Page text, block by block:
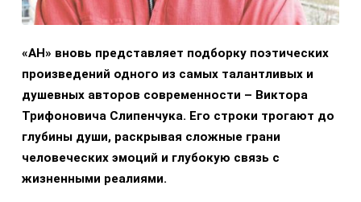
«АН» вновь представляет подборку поэтических
произведений одного из самых талантливых и
душевных авторов современности – Виктора
Трифоновича Слипенчука. Его строки трогают до
глубины души, раскрывая сложные грани
человеческих эмоций и глубокую связь с
жизненными реалиями.